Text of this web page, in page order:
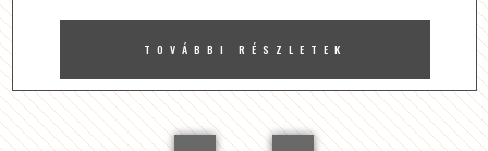
TOVÁBBI RÉSZLETEK